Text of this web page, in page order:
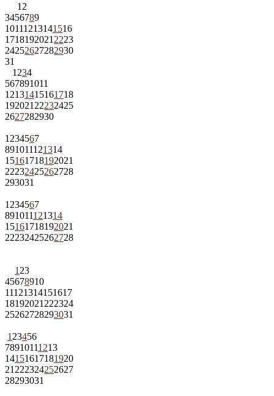
1 2
3456789
10111213141516
1718192021 2223
24252627282930
31
1 234
567891011
12131415161718
192021 22232425
2627282930
1 234567
891011121314
15161718192021
22232425262728
293031
1 234567
891011121314
15161718192021
22232425262728
1 23
45678910
11121314151617
18192021 222324
25262728293031
1 23456
78910111213
14151617181920
21 222324252627
28293031